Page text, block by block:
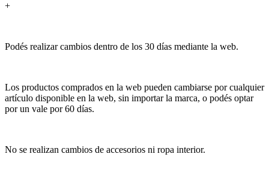
+
Podés realizar cambios dentro de los 30 días mediante la web.
Los productos comprados en la web pueden cambiarse por cualquier
artículo disponible en la web, sin importar la marca, o podés optar
por un vale por 60 días.
No se realizan cambios de accesorios ni ropa interior.